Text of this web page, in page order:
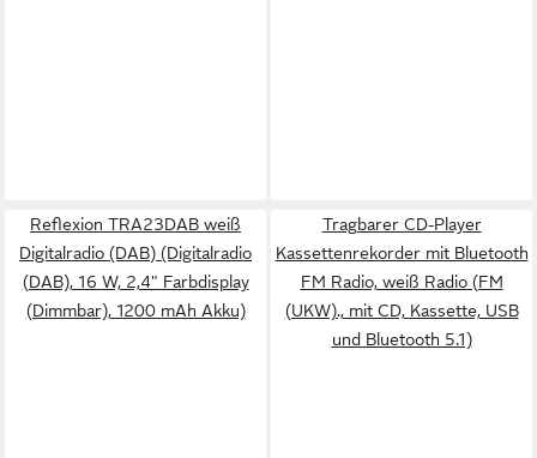
Reflexion TRA23DAB weiß
Digitalradio (DAB) (Digitalradio
(DAB), 16 W, 2,4" Farbdisplay
(Dimmbar), 1200 mAh Akku)
Tragbarer CD-Player
Kassettenrekorder mit Bluetooth
FM Radio, weiß Radio (FM
(UKW)., mit CD, Kassette, USB
und Bluetooth 5.1)